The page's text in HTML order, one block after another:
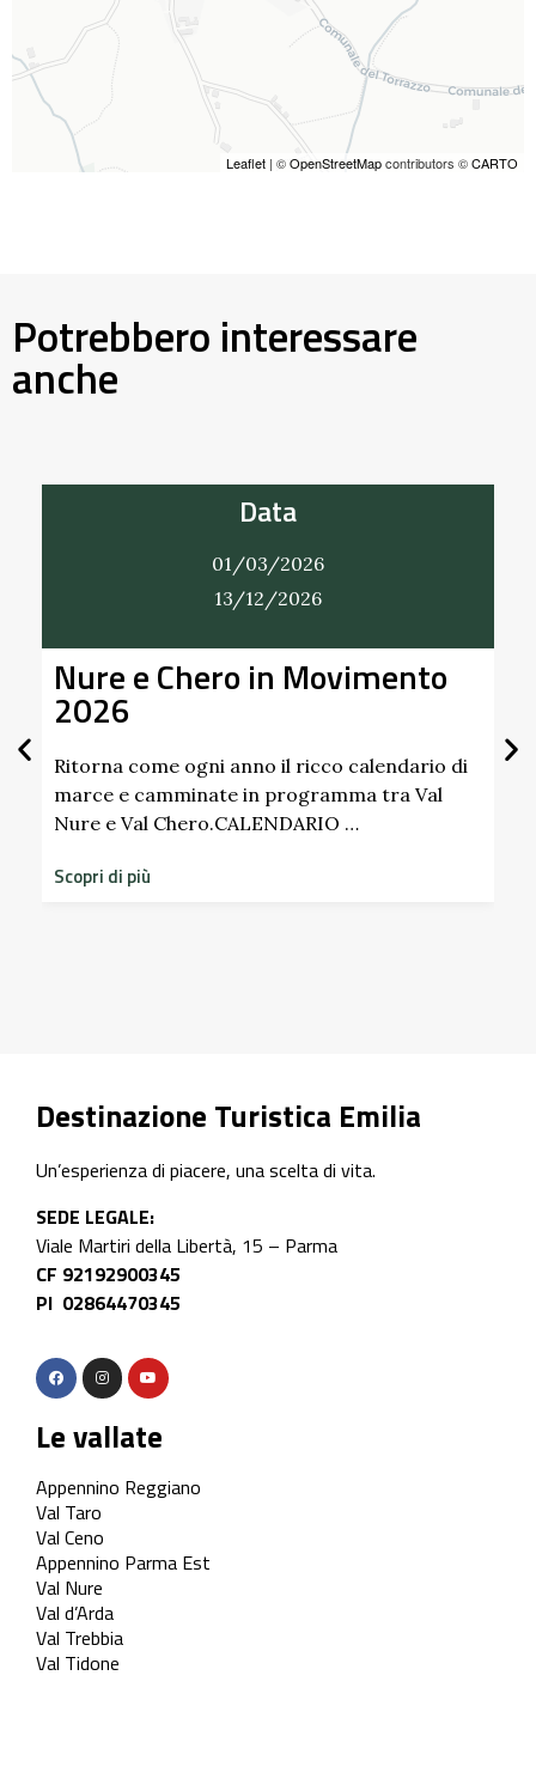
Leaflet | ©OpenStreetMapcontributors ©CARTO
Potrebbero interessare
anche
Data
01/03/2026
13/12/2026
Nure e Chero in Movimento
2026
Ritorna come ogni anno il ricco calendario di
marce e camminate in programma tra Val
Nure e Val Chero.CALENDARIO …
Scopri di più
Destinazione Turistica Emilia
Un’esperienza di piacere, una scelta di vita.
SEDE LEGALE:
Viale Martiri della Libertà, 15 – Parma
CF 92192900345
PI 02864470345
Le vallate
Appennino Reggiano
Val Taro
Val Ceno
Appennino Parma Est
Val Nure
Val d’Arda
Val Trebbia
Val Tidone